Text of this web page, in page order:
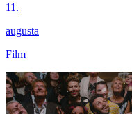
11.
augusta
Film